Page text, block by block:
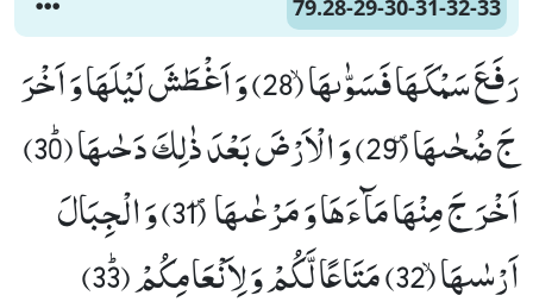
79.28-29-30-31-32-33
رَفَعَ سَمْكَهَا فَسَوّٰىهَاۙ (28) وَ اَغْطَشَ لَیْلَهَا وَ اَخْرَ
جَ ضُحٰىهَا۪ (29) وَ الْاَرْضَ بَعْدَ ذٰلِكَ دَحٰىهَا ﭤ(30)
اَخْرَ جَ مِنْهَا مَآءَهَا وَ مَرْعٰىهَا ۪ (31) وَ الْجِبَالَ
اَرْسٰىهَاۙ (32) مَتَاعًا لَّكُمْ وَ لِاَنْعَامِكُمْ ﭤ(33)